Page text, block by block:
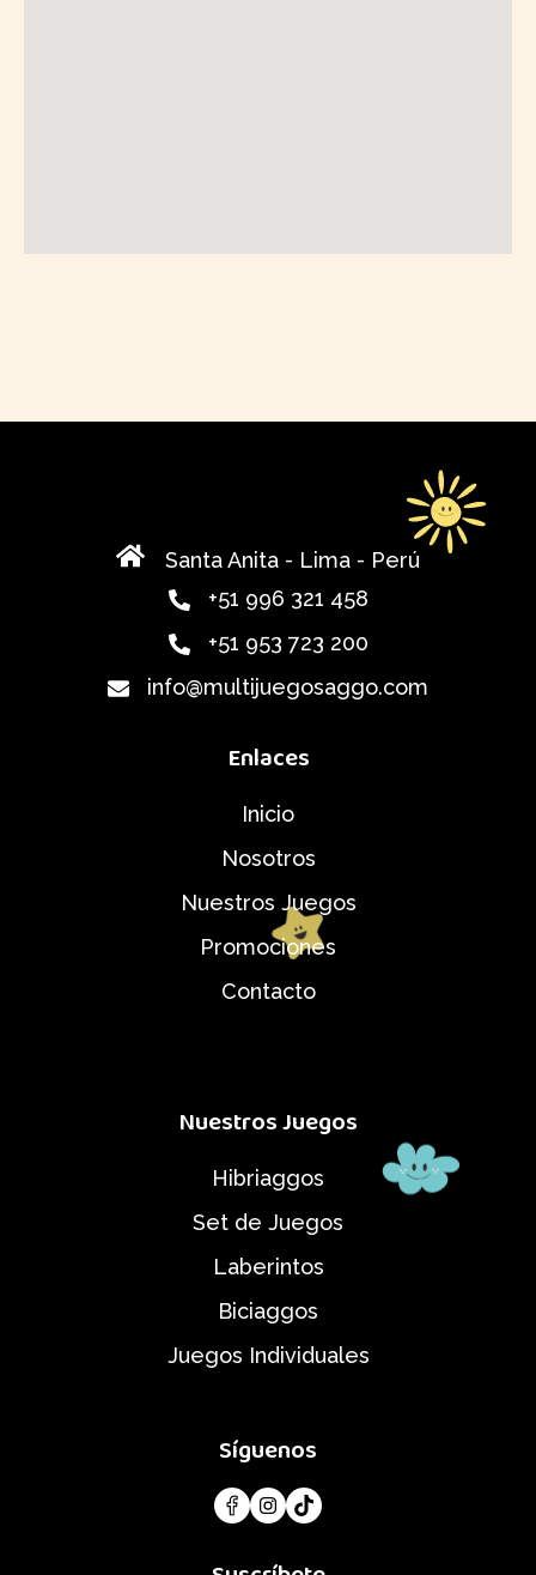
Santa Anita - Lima - Perú
+51 996 321 458
+51 953 723 200
info@multijuegosaggo.com
Enlaces
Inicio
Nosotros
Nuestros Juegos
Promociones
Contacto
Nuestros Juegos
Hibriaggos
Set de Juegos
Laberintos
Biciaggos
Juegos Individuales
Síguenos